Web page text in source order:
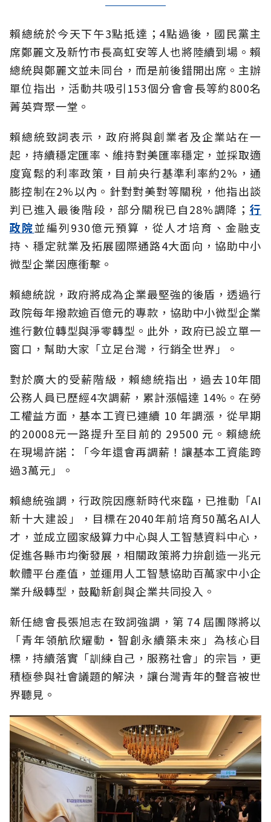
賴總統於今天下午3點抵達；4點過後，國民黨主
席鄭麗文及新竹市長高虹安等人也將陸續到場。賴
總統與鄭麗文並未同台，而是前後錯開出席。主辦
單位指出，活動共吸引153個分會會長等約800名
菁英齊聚一堂。
賴總統致詞表示，政府將與創業者及企業站在一
起，持續穩定匯率、維持對美匯率穩定，並採取適
度寬鬆的利率政策，目前央行基準利率約2%，通
膨控制在2%以內。針對對美對等關稅，他指出談
判已進入最後階段，部分關稅已自28%調降； 行
政院並編列930億元預算，從人才培育、金融支
持、穩定就業及拓展國際通路4大面向，協助中小
微型企業因應衝擊。
賴總統說，政府將成為企業最堅強的後盾，透過行
政院每年撥款逾百億元的專款，協助中小微型企業
進行數位轉型與淨零轉型。此外，政府已設立單一
窗口，幫助大家「立足台灣，行銷全世界」。
對於廣大的受薪階級，賴總統指出，過去10年間
公務人員已歷經4次調薪，累計漲幅達 14%。在勞
工權益方面，基本工資已連續 10 年調漲，從早期
的20008元一路提升至目前的 29500 元。賴總統
在現場許諾：「今年還會再調薪！讓基本工資能跨
過3萬元」。
賴總統強調，行政院因應新時代來臨，已推動「AI
新十大建設」，目標在2040年前培育50萬名AI人
才，並成立國家級算力中心與人工智慧資料中心，
促進各縣市均衡發展，相關政策將力拚創造一兆元
軟體平台產值，並運用人工智慧協助百萬家中小企
業升級轉型，鼓勵新創與企業共同投入。
新任總會長張旭志在致詞強調，第 74 屆團隊將以
「青年領航欣耀動‧智創永續築未來」為核心目
標，持續落實「訓練自己，服務社會」的宗旨，更
積極參與社會議題的解決，讓台灣青年的聲音被世
界聽見。